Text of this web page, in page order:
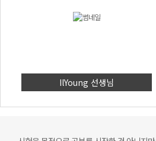
IlYoung 선생님